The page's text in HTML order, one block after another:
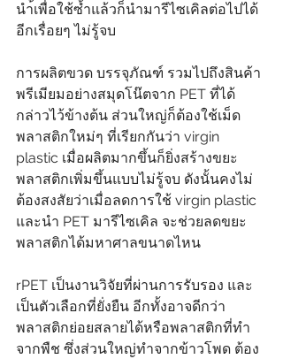
นำ้เพื่อใช้ซ้ำแล้วก็นำมารีไซเคิลต่อไปได้
อีกเรื่อยๆ ไม่รู้จบ
การผลิตขวด บรรจุภัณฑ์ รวมไปถึงสินค้า
พรีเมียมอย่างสมุดโน๊ตจาก PET ที่ได้
กล่าวไว้ข้างต้น ส่วนใหญ่ก็ต้องใช้เม็ด
พลาสติกใหม่ๆ ที่เรียกกันว่า virgin
plastic เมื่อผลิตมากขึ้นก็ยิ่งสร้างขยะ
พลาสติกเพิ่มขึ้นแบบไม่รู้จบ ดังนั้นคงไม่
ต้องสงสัยว่าเมื่อลดการใช้ virgin plastic
และนำ PET มารีไซเคิล จะช่วยลดขยะ
พลาสติกได้มหาศาลขนาดไหน
rPET เป็นงานวิจัยที่ผ่านการรับรอง และ
เป็นตัวเลือกที่ยั่งยืน อีกทั้งอาจดีกว่า
พลาสติกย่อยสลายได้หรือพลาสติกที่ทำ
จากพืช ซึ่งส่วนใหญ่ทำจากข้าวโพด ต้อง